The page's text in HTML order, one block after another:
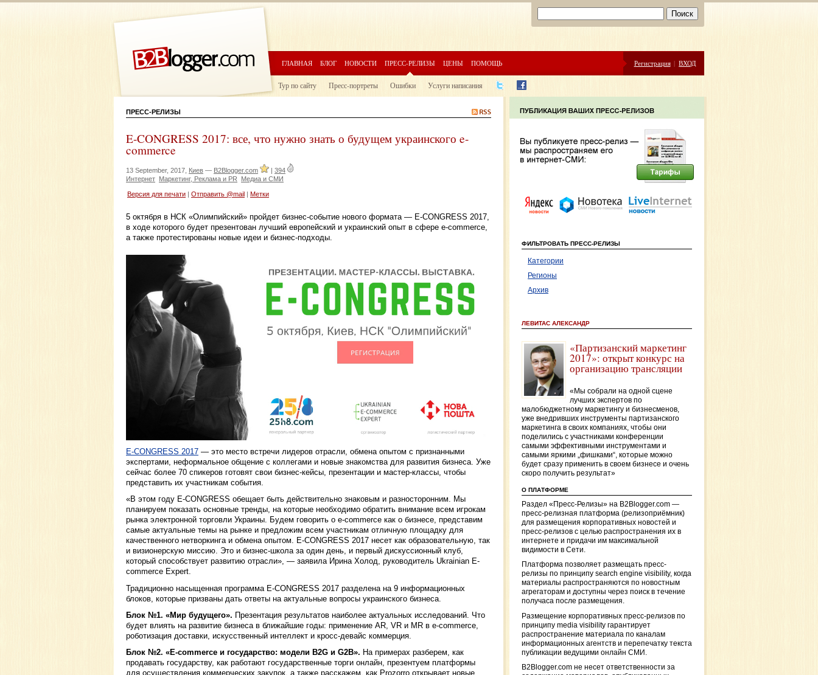
ГЛАВНАЯ БЛОГ НОВОСТИ ПРЕСС-РЕЛИЗЫ ЦЕНЫ ПОМОЩЬ Регистрация | ВХОД
Тур по сайту Пресс-портреты Ошибки Услуги написания
ПРЕСС-РЕЛИЗЫ
E-CONGRESS 2017: все, что нужно знать о будущем украинского e-
commerce
13 September, 2017, Киев — B2Blogger.com | 394
Интернет Маркетинг, Реклама и PR Медиа и СМИ
Версия для печати Отправить @mail Метки
5 октября в НСК «Олимпийский» пройдет бизнес-событие нового формата — E-CONGRESS 2017,
в ходе которого будет презентован лучший европейский и украинский опыт в сфере e-commerce,
а также протестированы новые идеи и бизнес-подходы.
E-CONGRESS 2017 — это место встречи лидеров отрасли, обмена опытом с признанными
экспертами, неформальное общение с коллегами и новые знакомства для развития бизнеса. Уже
сейчас более 70 спикеров готовят свои бизнес-кейсы, презентации и мастер-классы, чтобы
представить их участникам события.
«В этом году E-CONGRESS обещает быть действительно знаковым и разносторонним. Мы
планируем показать основные тренды, на которые необходимо обратить внимание всем игрокам
рынка электронной торговли Украины. Будем говорить о e-commerce как о бизнесе, представим
самые актуальные темы на рынке и предложим всем участникам отличную площадку для
качественного нетворкинга и обмена опытом. E-CONGRESS 2017 несет как образовательную, так
и визионерскую миссию. Это и бизнес-школа за один день, и первый дискуссионный клуб,
который способствует развитию отрасли», — заявила Ирина Холод, руководитель Ukrainian E-
commerce Expert.
Традиционно насыщенная программа E-CONGRESS 2017 разделена на 9 информационных
блоков, которые призваны дать ответы на актуальные вопросы украинского бизнеса.
Блок №1. «Мир будущего». Презентация результатов наиболее актуальных исследований. Что
будет влиять на развитие бизнеса в ближайшие годы: применение AR, VR и MR в e-commerce,
роботизация доставки, искусственный интеллект и кросс-девайс коммерция.
Блок №2. «E-commerce и государство: модели B2G и G2B». На примерах разберем, как
продавать государству, как работают государственные торги онлайн, презентуем платформы
для осуществления коммерческих закупок, а также расскажем, как Prozorro открывает новые
ФИЛЬТРОВАТЬ ПРЕСС-РЕЛИЗЫ
Категории
Регионы
Архив
ЛЕВИТАС АЛЕКСАНДР
«Партизанский маркетинг
2017»: открыт конкурс на
организацию трансляции
«Мы собрали на одной сцене
лучших экспертов по
малобюджетному маркетингу и бизнесменов,
уже внедривших инструменты партизанского
маркетинга в своих компаниях, чтобы они
поделились с участниками конференции
самыми эффективными инструментами и
самыми яркими „фишками“, которые можно
будет сразу применить в своем бизнесе и очень
скоро получить результат»
О ПЛАТФОРМЕ
Раздел «Пресс-Релизы» на B2Blogger.com —
пресс-релизная платформа (релизоприёмник)
для размещения корпоративных новостей и
пресс-релизов с целью распространения их в
интернете и придачи им максимальной
видимости в Сети.
Платформа позволяет размещать пресс-
релизы по принципу search engine visibility, когда
материалы распространяются по новостным
агрегаторам и доступны через поиск в течение
получаса после размещения.
Размещение корпоративных пресс-релизов по
принципу media visibility гарантирует
распространение материала по каналам
информационных агентств и перепечатку текста
публикации ведущими онлайн СМИ.
B2Blogger.com не несет ответственности за